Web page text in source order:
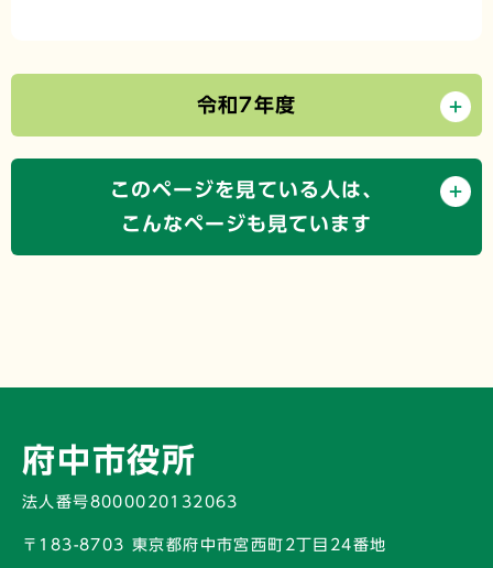
令和7年度
このページを見ている人は、
こんなページも見ています
府中市役所
法人番号8000020132063
〒183-8703 東京都府中市宮西町2丁目24番地